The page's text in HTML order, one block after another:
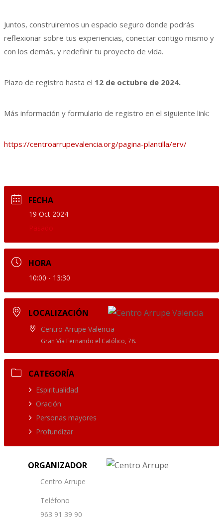
Juntos, construiremos un espacio seguro donde podrás
reflexionar sobre tus experiencias, conectar contigo mismo y
con los demás, y redefinir tu proyecto de vida.
Plazo de registro hasta el 12 de octubre de 2024.
Más información y formulario de registro en el siguiente link:
https://centroarrupevalencia.org/pagina-plantilla/erv/
FECHA
19 Oct 2024
Pasado
HORA
10:00 - 13:30
LOCALIZACIÓN
Centro Arrupe Valencia
Gran Vía Fernando el Católico, 78.
CATEGORÍA
Espiritualidad
Oración
Personas mayores
Profundizar
ORGANIZADOR
Centro Arrupe
Teléfono
963 91 39 90